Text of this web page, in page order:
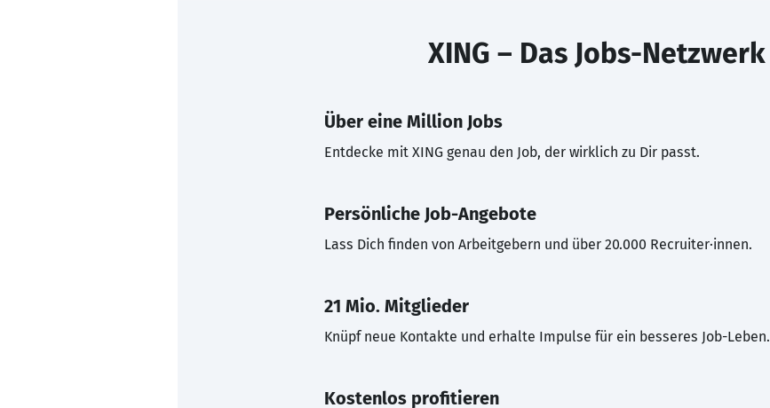
XING – Das Jobs-Netzwerk
Über eine Million Jobs
Entdecke mit XING genau den Job, der wirklich zu Dir passt.
Persönliche Job-Angebote
Lass Dich finden von Arbeitgebern und über 20.000 Recruiter·innen.
21 Mio. Mitglieder
Knüpf neue Kontakte und erhalte Impulse für ein besseres Job-Leben.
Kostenlos profitieren